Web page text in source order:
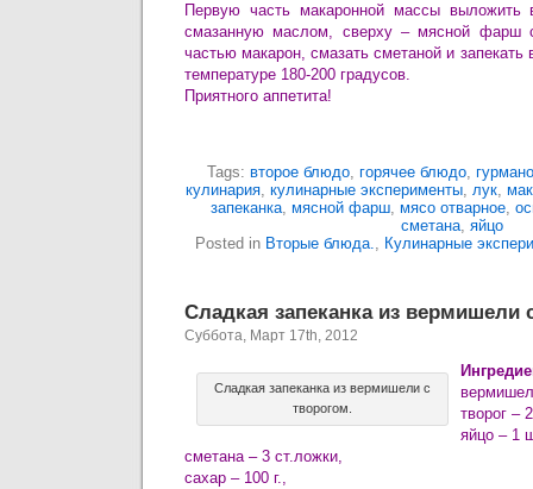
Первую часть макаронной массы
смазанную маслом, сверху – мясной фарш
частью макарон, смазать сметаной и запекать
температуре 180-200 градусов.
Приятного аппетита!
Tags: второе блюдо, горячее блюдо,
кулинария, кулинарные эксперименты, лук,
запеканка, мясной фарш, мясо отварное,
сметана, яйцо
Posted in Вторые блюда., Кулинарные
Сладкая запеканка из вермишели
Суббота, Март 17th, 2012
Сладкая запеканка из вермишели с
творогом.
творог –
яйцо – 1
сметана – 3 ст.ложки,
сахар – 100 г.,